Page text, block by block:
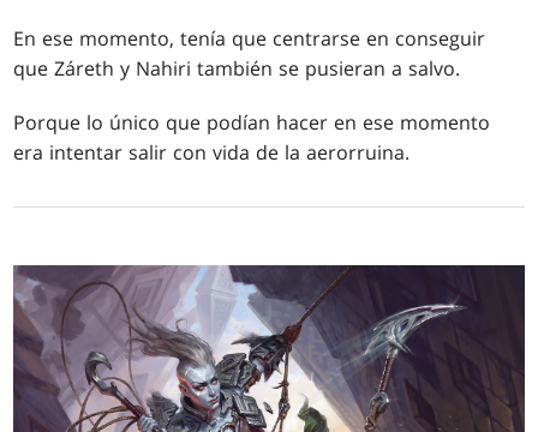
En ese momento, tenía que centrarse en conseguir
que Záreth y Nahiri también se pusieran a salvo.
Porque lo único que podían hacer en ese momento
era intentar salir con vida de la aerorruina.